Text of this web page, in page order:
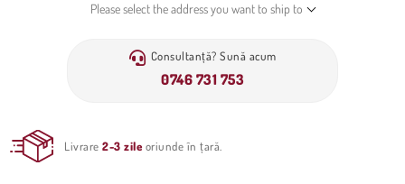
Please select the address you want to ship to
Consultanță? Sună acum
0746 731 753
Livrare2-3 zile oriunde în țară.